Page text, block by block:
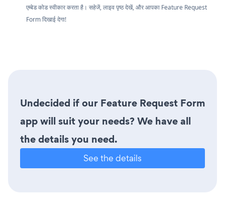
एम्बेड कोड स्वीकार करता है। सहेजें, लाइव पृष्ठ देखें, और आपका Feature Request
Form दिखाई देगा!
Undecided if our Feature Request Form
app will suit your needs? We have all
the details you need.
See the details